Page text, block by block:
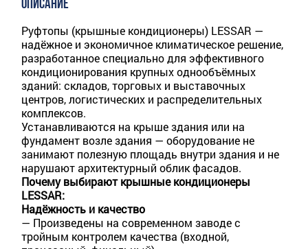
ОПИСАНИЕ
Руфтопы (крышные кондиционеры) LESSAR —
надёжное и экономичное климатическое решение,
разработанное специально для эффективного
кондиционирования крупных однообъёмных
зданий: складов, торговых и выставочных
центров, логистических и распределительных
комплексов.
Устанавливаются на крыше здания или на
фундамент возле здания — оборудование не
занимают полезную площадь внутри здания и не
нарушают архитектурный облик фасадов.
Почему выбирают крышные кондиционеры
LESSAR:
Надёжность и качество
— Произведены на современном заводе с
тройным контролем качества (входной,